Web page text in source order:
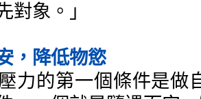
對象。」
，降低物慾
力的第一個條件是做